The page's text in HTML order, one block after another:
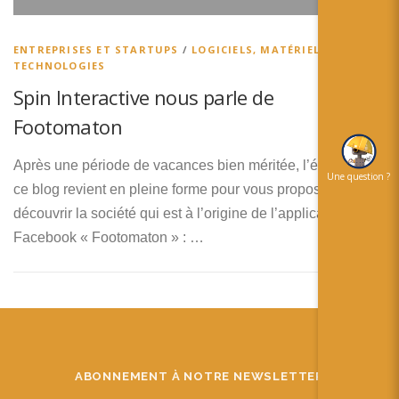
ENTREPRISES ET STARTUPS / LOGICIELS, MATÉRIELS ET
TECHNOLOGIES
Spin Interactive nous parle de
Footomaton
Après une période de vacances bien méritée, l’équipe de
ce blog revient en pleine forme pour vous proposer de
découvrir la société qui est à l’origine de l’application
Facebook « Footomaton » : …
ABONNEMENT À NOTRE NEWSLETTER
Une question ?